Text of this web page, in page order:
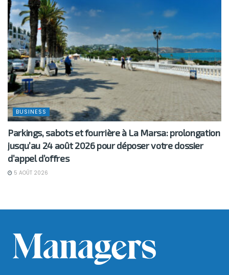
BUSINESS
Parkings, sabots et fourrière à La Marsa: prolongation
jusqu’au 24 août 2026 pour déposer votre dossier
d’appel d’offres
5 AOÛT 2026